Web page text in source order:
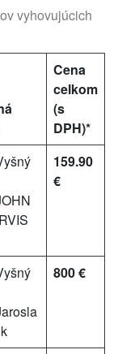
vyhovujúcich
Cena
celkom
(s
DPH)*
159.90
€
800 €